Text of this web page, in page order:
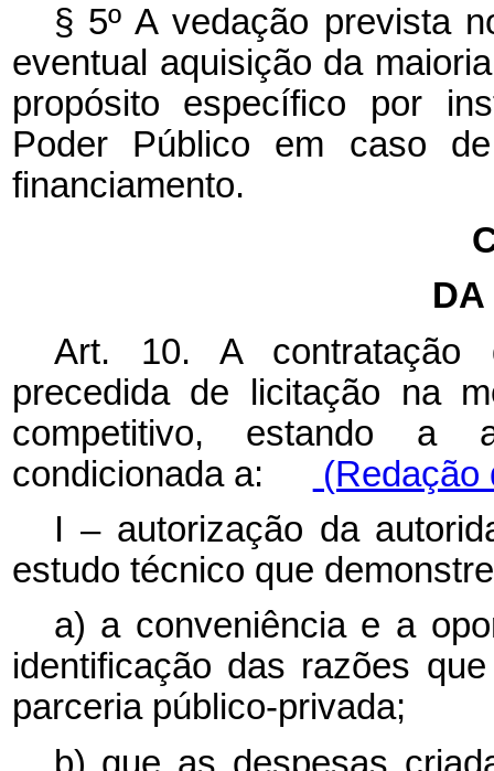
§ 5º A vedação prevista
eventual aquisição da
propósito específico por
Poder Público em caso
financiamento.
DA
Art. 10. A contratação
precedida de licitação na
competitivo, estando a
condicionada a:
(Redação
I – autorização da
estudo técnico que
a) a conveniência e a
identificação das razões
parceria público-privada;
b) que as despesas